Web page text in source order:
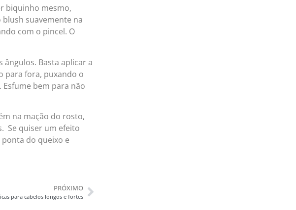
biquinho mesmo,
blush suavemente na
com o pincel. O
ângulos. Basta aplicar a
para fora, puxando o
bem para não
na mação do rosto,
Se quiser um efeito
do queixo e
PRÓXIMO
para cabelos longos e fortes